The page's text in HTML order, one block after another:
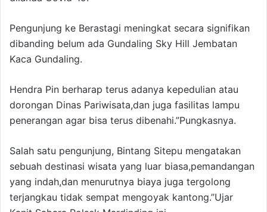
Pengunjung ke Berastagi meningkat secara signifikan
dibanding belum ada Gundaling Sky Hill Jembatan
Kaca Gundaling.
Hendra Pin berharap terus adanya kepedulian atau
dorongan Dinas Pariwisata,dan juga fasilitas lampu
penerangan agar bisa terus dibenahi.”Pungkasnya.
Salah satu pengunjung, Bintang Sitepu mengatakan
sebuah destinasi wisata yang luar biasa,pemandangan
yang indah,dan menurutnya biaya juga tergolong
terjangkau tidak sempat mengoyak kantong.”Ujar